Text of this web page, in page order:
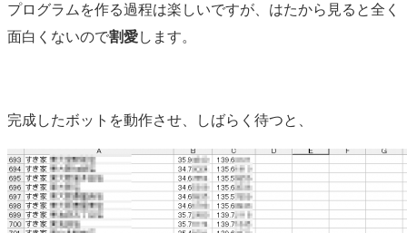
プログラムを作る過程は楽しいですが、はたから見ると全く
面白くないので割愛します。
完成したボットを動作させ、しばらく待つと、